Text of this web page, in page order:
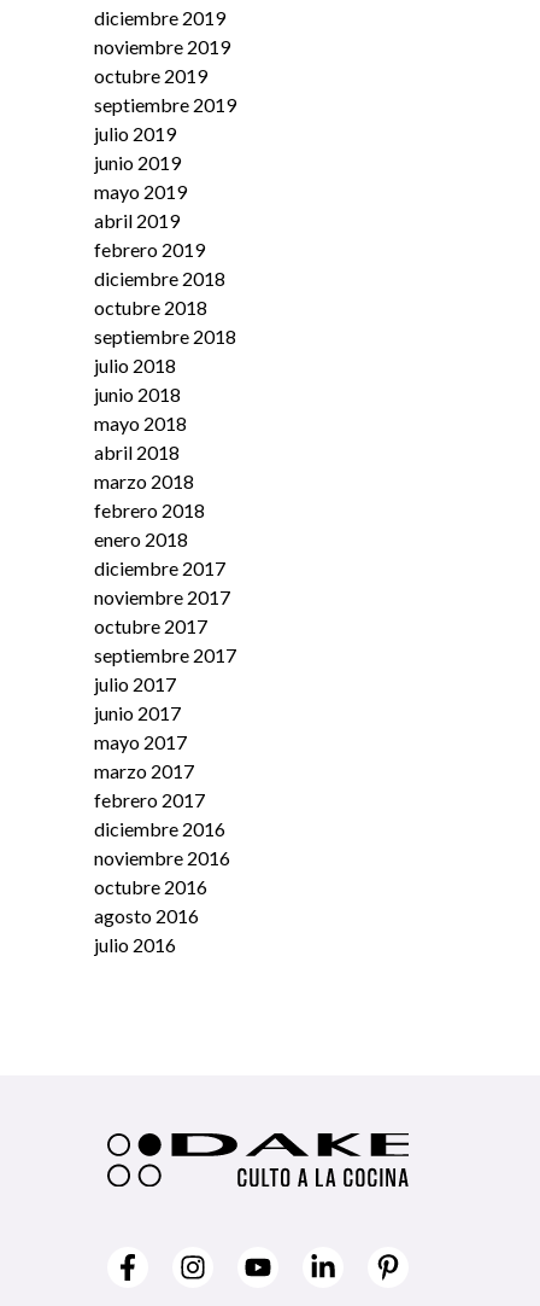
diciembre 2019
noviembre 2019
octubre 2019
septiembre 2019
julio 2019
junio 2019
mayo 2019
abril 2019
febrero 2019
diciembre 2018
octubre 2018
septiembre 2018
julio 2018
junio 2018
mayo 2018
abril 2018
marzo 2018
febrero 2018
enero 2018
diciembre 2017
noviembre 2017
octubre 2017
septiembre 2017
julio 2017
junio 2017
mayo 2017
marzo 2017
febrero 2017
diciembre 2016
noviembre 2016
octubre 2016
agosto 2016
julio 2016